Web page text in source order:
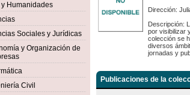
y Humanidades
Sociales y Jurídicas
y Organización de
Civil
Dirección:
Descripción:
por visibilizar
colección se
diversos
jornadas y
Publicaciones de la